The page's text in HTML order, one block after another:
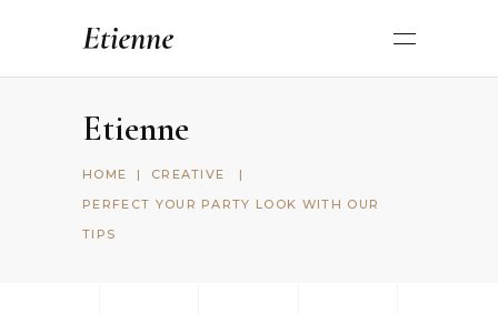
Etienne
HOME | CREATIVE
|
PERFECT YOUR PARTY LOOK WITH OUR
TIPS